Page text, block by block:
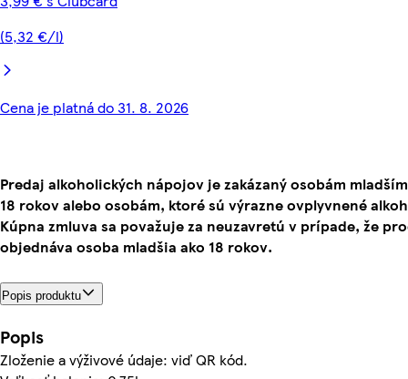
(5,32 €/l)
Cena je platná do 31. 8. 2026
Predaj alkoholických nápojov je zakázaný osobám
18 rokov alebo osobám, ktoré sú výrazne ovplyvnené
Kúpna zmluva sa považuje za neuzavretú v prípade, že
objednáva osoba mladšia ako 18 rokov.
Popis produktu
Popis
Zloženie a výživové údaje: viď QR kód.